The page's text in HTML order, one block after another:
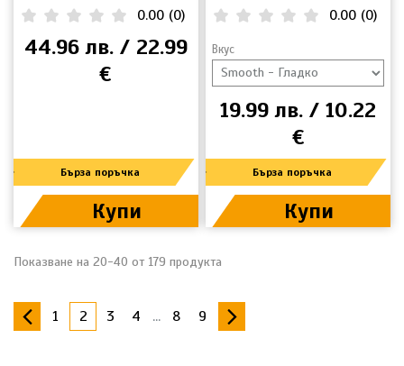
0.00 (0)
44.96 лв. / 22.99
€
Бърза поръчка
Купи
0.00 (0)
Вкус
19.99 лв. / 10.22
€
Бърза поръчка
Купи
Показване на 20-40 от 179 продукта
1 2 3 4 ... 8 9